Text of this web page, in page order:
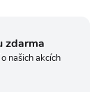
zdarma
našich akcích